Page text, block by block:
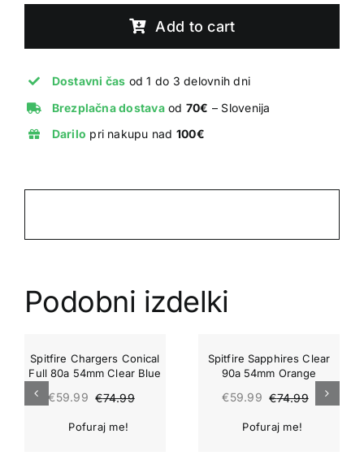
F4
Demon
Redux
54mm
Add to cart
Dostavni čas od 1 do 3 delovnih dni
Brezplačna dostavaod 70€ – Slovenija
Darilo pri nakupu nad 100€
Podobni izdelki
Spitfire Chargers Conical
Full 80a 54mm Clear Blue
€74.99
€59.99
Spitfire Sapphires Clear
90a 54mm Orange
€74.99
€59.99